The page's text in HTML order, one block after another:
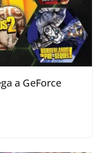
a GeForce